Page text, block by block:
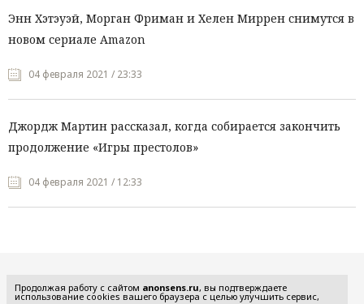
Энн Хэтэуэй, Морган Фриман и Хелен Миррен снимутся в
новом сериале Amazon
04 февраля 2021 / 23:33
Джордж Мартин рассказал, когда собирается закончить
продолжение «Игры престолов»
04 февраля 2021 / 12:33
Продолжая работу с сайтом anonsens.ru, вы подтверждаете
использование cookies вашего браузера с целью улучшить сервис,